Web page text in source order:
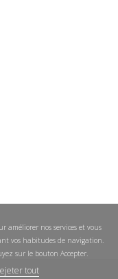
améliorer nos services et vous
vos habitudes de navigation.
sur le bouton Accepter.
tout